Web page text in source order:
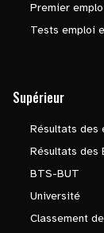
Premier
Tests emploi
Supérieur
Résultats des
Résultats des
BTS-BUT
Université
Classement